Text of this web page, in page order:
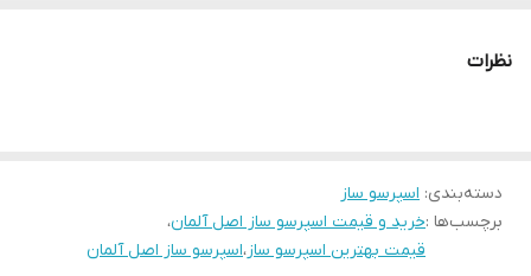
نظرات
دسته‌بندی: اسپرسو ساز
برچسب‌ها :خرید و قیمت اسپرسو ساز اصل آلمان،
قیمت بهترین اسپرسو ساز،اسپرسو ساز اصل آلمان